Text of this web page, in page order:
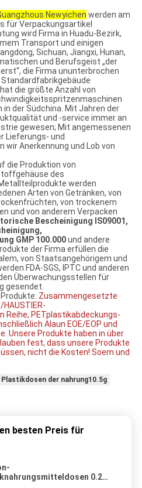
Newyichen werden am
für Verpackungsartikel
wird Firma in Huadu-Bezirk,
Transport und einigen
Sichuan, Jiangxi, Hunan,
und Berufsgeist „der
die Firma ununterbrochen
die größte Anzahl von
der Südchina. Mit Jahren der
und -service immer an
gewesen; Mit angemessenen
Lieferungs- und
wir Anerkennung und Lob von
die Produktion von
des
werden
Arten von Getränken, von
von trockenem
und von anderem Verpacken
Bescheinigung IS09001,
GMP 100.000und andere
der Firma erfüllen die
von Staatsangehörigem und
FDA-SGS, IPTC und anderen
Überwachungsstellen für
gesendet.
Zusammengesetzte
Reihe, PETplastikabdeckungs-
Alaun EOE/EOP und
Unsere Produkte haben in über
fest, dass unsere Produkte
nicht die Kosten! Soem und
Plastikdosen der nahrung10.5g
besten Preis für
0.2L